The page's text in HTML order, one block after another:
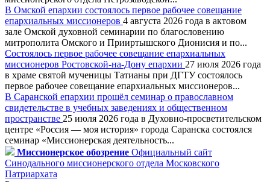
В Омской епархии состоялось первое рабочее совещание
епархиальных миссионеров 4 августа 2026 года в актовом
зале Омской духовной семинарии по благословению
митрополита Омского и Прииртышского Дионисия и по...
Состоялось первое рабочее совещание епархиальных
миссионеров Ростовской-на-Дону епархии 27 июля 2026 года
в храме святой мученицы Татианы при ДГТУ состоялось
первое рабочее совещание епархиальных миссионеров...
В Саранской епархии прошёл семинар о православном
свидетельстве в учебных заведениях и общественном
пространстве 25 июля 2026 года в Духовно-просветительском
центре «Россия — моя история» города Саранска состоялся
семинар «Миссионерская деятельность...
Миссионерское обозрение Официальный сайт
Синодального миссионерского отдела Московского
Патриархата